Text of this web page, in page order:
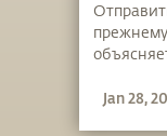
здоровья.
Jan 28,